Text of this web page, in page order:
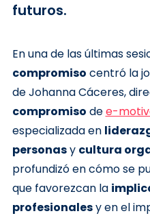
futuros.
En una de las últimas
compromiso centró la
de Johanna Cáceres,
compromiso dee-
especializada en
personasy cultura
profundizó en cómo se
que favorezcan la
profesionalesy en el